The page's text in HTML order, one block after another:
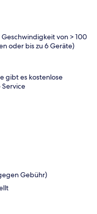
von > 100
oder bis zu 6 Geräte)
gibt es kostenlose
Gebühr)